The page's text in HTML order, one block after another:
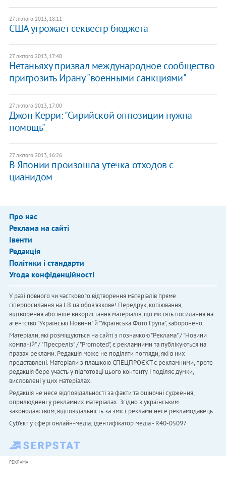
27 лютого 2013, 18:11
CША угрожает секвестр бюджета
27 лютого 2013, 17:40
Нетаньяху призвал международное сообщество
пригрозить Ирану "военными санкциями"
27 лютого 2013, 17:00
Джон Керри: "Сирийской оппозиции нужна
помощь"
27 лютого 2013, 16:26
В Японии произошла утечка отходов с
цианидом
Про нас
Реклама на сайті
Івенти
Редакція
Політики і стандарти
Угода конфіденційності
У разі повного чи часткового відтворення матеріалів пряме
гіперпосилання на LB.ua обов'язкове! Передрук, копіювання,
відтворення або інше використання матеріалів, що містять посилання на
агентство "Українськi Новини" й "Українська Фото Група", заборонено.
Матеріали, які розміщуються на сайті з позначкою "Реклама" / "Новини
компаній" / "Пресреліз" / "Promoted", є рекламними та публікуються на
правах реклами. Редакція може не поділяти погляди, які в них
представлені. Матеріали з плашкою СПЕЦПРОЄКТ є рекламними, проте
редакція бере участь у підготовці цього контенту і поділяє думки,
висловлені у цих матеріалах.
Редакція не несе відповідальності за факти та оціночні судження,
оприлюднені у рекламних матеріалах. Згідно з українським
законодавством, відповідальність за зміст реклами несе рекламодавець.
Cуб'єкт у сфері онлайн-медіа; ідентифікатор медіа - R40-05097
РЕКЛАМА